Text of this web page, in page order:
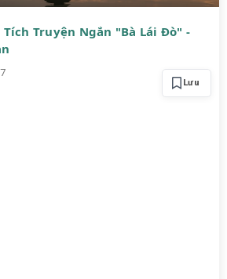
Truyện Ngắn "Bà Lái Đò" -
Lưu